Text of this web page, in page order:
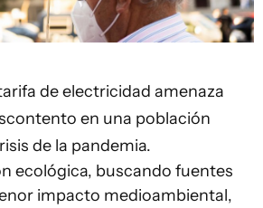
de electricidad amenaza
en una población
de la pandemia.
ecológica, buscando fuentes
impacto medioambiental,